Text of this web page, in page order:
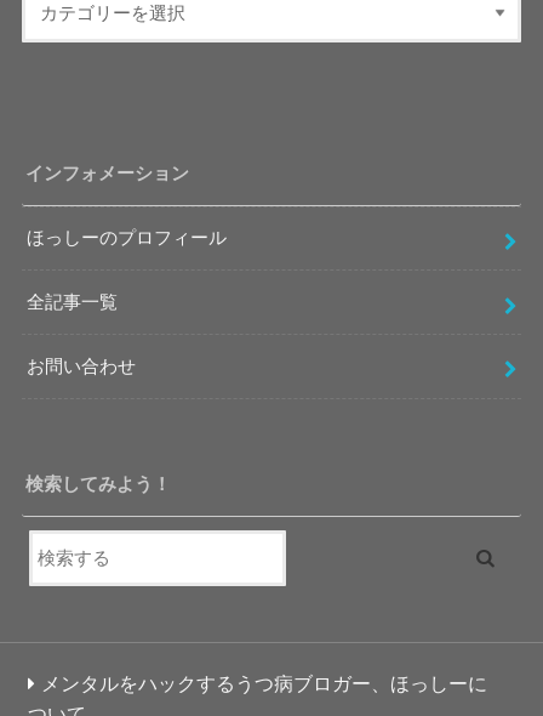
インフォメーション
ほっしーのプロフィール
全記事一覧
お問い合わせ
検索してみよう！
メンタルをハックするうつ病ブロガー、ほっしーに